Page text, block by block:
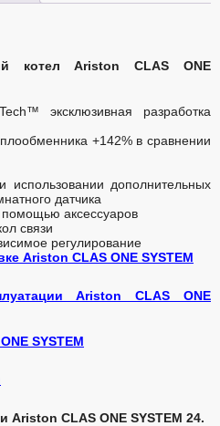
котел Ariston CLAS ONE
эксклюзивная разработка
+142% в сравнении
использовании дополнительных
датчика
аксессуаров
связи
регулирование
Ariston CLAS ONE SYSTEM
Ariston CLAS ONE
SYSTEM
Ariston CLAS ONE SYSTEM 24.